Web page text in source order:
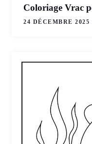
Coloriage Vrac
24 DÉCEMBRE 2025